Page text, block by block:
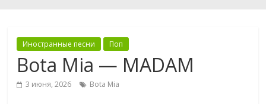
Иностранные песни Поп
Bota Mia — MADAM
3 июня, 2026 Bota Mia